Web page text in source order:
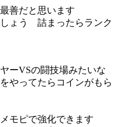
善だと思います
ょう 詰まったらランク
ーVSの闘技場みたいな
やってたらコインがもら
モピで強化できます